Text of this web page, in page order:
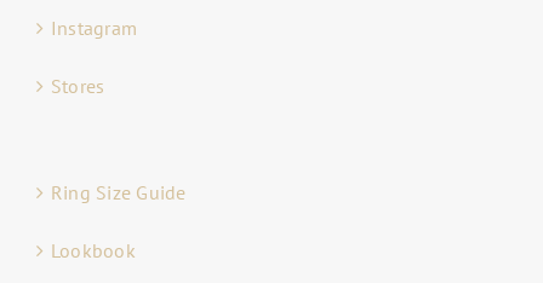
Instagram
Stores
Ring Size Guide
Lookbook